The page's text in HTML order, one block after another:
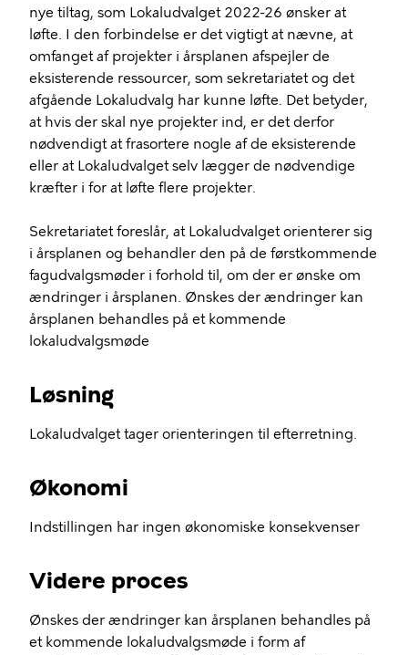
nye tiltag, som Lokaludvalget 2022-26 ønsker at
løfte. I den forbindelse er det vigtigt at nævne, at
omfanget af projekter i årsplanen afspejler de
eksisterende ressourcer, som sekretariatet og det
afgående Lokaludvalg har kunne løfte. Det betyder,
at hvis der skal nye projekter ind, er det derfor
nødvendigt at frasortere nogle af de eksisterende
eller at Lokaludvalget selv lægger de nødvendige
kræfter i for at løfte flere projekter.
Sekretariatet foreslår, at Lokaludvalget orienterer sig
i årsplanen og behandler den på de førstkommende
fagudvalgsmøder i forhold til, om der er ønske om
ændringer i årsplanen. Ønskes der ændringer kan
årsplanen behandles på et kommende
lokaludvalgsmøde
Løsning
Lokaludvalget tager orienteringen til efterretning.
Økonomi
Indstillingen har ingen økonomiske konsekvenser
Videre proces
Ønskes der ændringer kan årsplanen behandles på
et kommende lokaludvalgsmøde i form af